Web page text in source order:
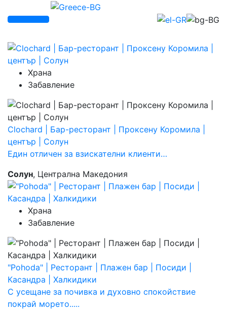
Храна
Забавление
Clochard | Бар-ресторант | Проксену Коромила |
център | Солун
Един отличен за взискателни клиенти…
Солун, Централна Македония
Храна
Забавление
"Pohoda" | Ресторант | Плажен бар | Посиди |
Касандра | Халкидики
С усещане за почивка и духовно спокойствие
покрай морето.....